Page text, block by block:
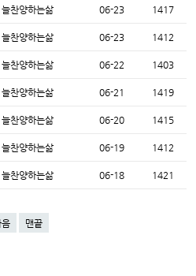
늘찬양하는삶 06-23 1417
늘찬양하는삶 06-23 1412
늘찬양하는삶 06-22 1403
늘찬양하는삶 06-21 1419
늘찬양하는삶 06-20 1415
늘찬양하는삶 06-19 1412
늘찬양하는삶 06-18 1421
음 맨끝